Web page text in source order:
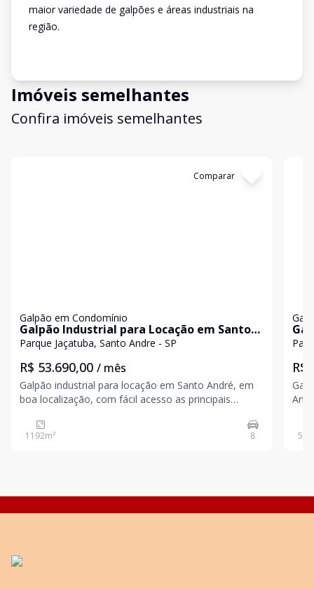
maior variedade de galpões e áreas industriais na
região.
Imóveis semelhantes
Confira imóveis semelhantes
Comparar
Galpão em Condomínio
Galpão Industrial para Locação em Santo
André
Parque Jaçatuba, Santo Andre - SP
R$ 53.690,00 / mês
Galpão industrial para locação em Santo André, em
boa localização, com fácil acesso as principais
1.192m²; Área fabril: 891,75m²; Pé direito: 12 metros;
1192m² 8
R$
trifásica. Para